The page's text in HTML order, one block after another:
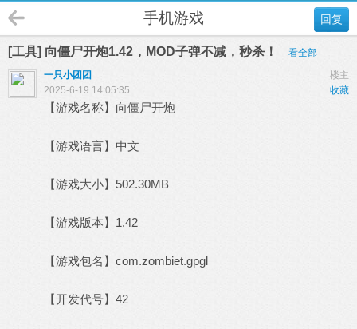
回复
手机游戏
[工具] 向僵尸开炮1.42，MOD子弹不减，秒杀！
看全部
楼主
一只小团团
收藏
2025-6-19 14:05:35
【游戏名称】向僵尸开炮
【游戏语言】中文
【游戏大小】502.30MB
【游戏版本】1.42
【游戏包名】com.zombiet.gpgl
【开发代号】42